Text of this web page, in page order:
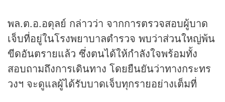
พล.ต.อ.อดุลย์ กล่าวว่า จากการตรวจสอบผู้บาด
เจ็บที่อยู่ในโรงพยาบาลตำรวจ พบว่าส่วนใหญ่พ้น
ขีดอันตรายแล้ว ซึ่งตนได้ให้กำลังใจพร้อมทั้ง
สอบถามถึงการเดินทาง โดยยืนยันว่าทางกระทร
วงฯ จะดูแลผู้ได้รับบาดเจ็บทุกรายอย่างเต็มที่